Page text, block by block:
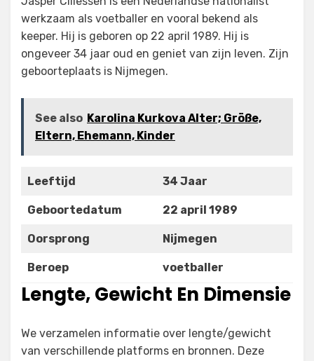
werkzaam als voetballer en vooral bekend als
keeper. Hij is geboren op 22 april 1989. Hij is
ongeveer 34 jaar oud en geniet van zijn leven. Zijn
geboorteplaats is Nijmegen.
See also Karolina Kurkova Alter; Größe,
Eltern, Ehemann, Kinder
Leeftijd 34 Jaar
Geboortedatum 22 april 1989
Oorsprong Nijmegen
Beroep voetballer
Lengte, Gewicht En Dimensie
We verzamelen informatie over lengte/gewicht
van verschillende platforms en bronnen. Deze